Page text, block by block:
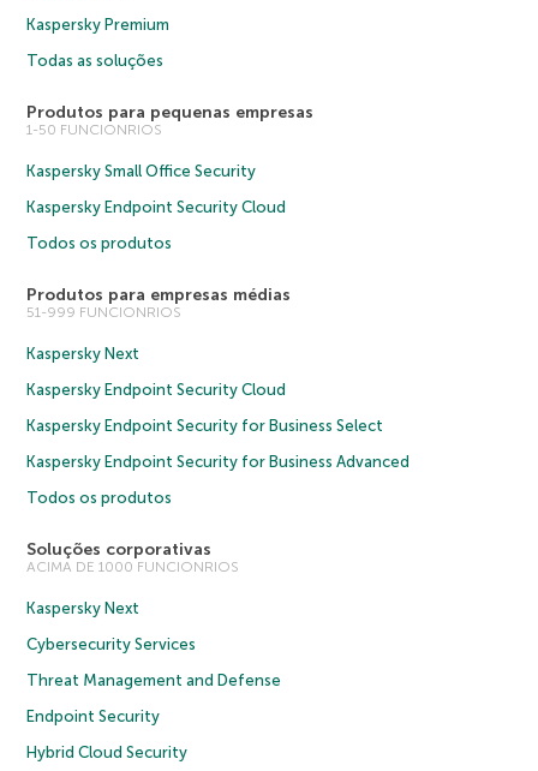
Kaspersky Premium
Todas as soluções
Produtos para pequenas empresas
1-50 FUNCIONRIOS
Kaspersky Small Office Security
Kaspersky Endpoint Security Cloud
Todos os produtos
Produtos para empresas médias
51-999 FUNCIONRIOS
Kaspersky Next
Kaspersky Endpoint Security Cloud
Kaspersky Endpoint Security for Business Select
Kaspersky Endpoint Security for Business Advanced
Todos os produtos
Soluções corporativas
ACIMA DE 1000 FUNCIONRIOS
Kaspersky Next
Cybersecurity Services
Threat Management and Defense
Endpoint Security
Hybrid Cloud Security